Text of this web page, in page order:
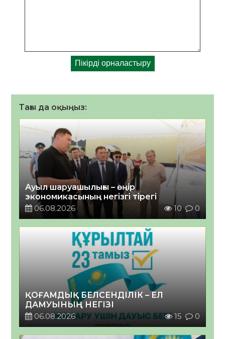
Тағы да оқыңыз:
Ауыл шаруашылығы – өңір
экономикасының негізгі тірегі
06.08.2026
10 0
ҚОҒАМДЫҚ БЕЛСЕНДІЛІК – ЕЛ
ДАМУЫНЫҢ НЕГІЗІ
06.08.2026
15 0